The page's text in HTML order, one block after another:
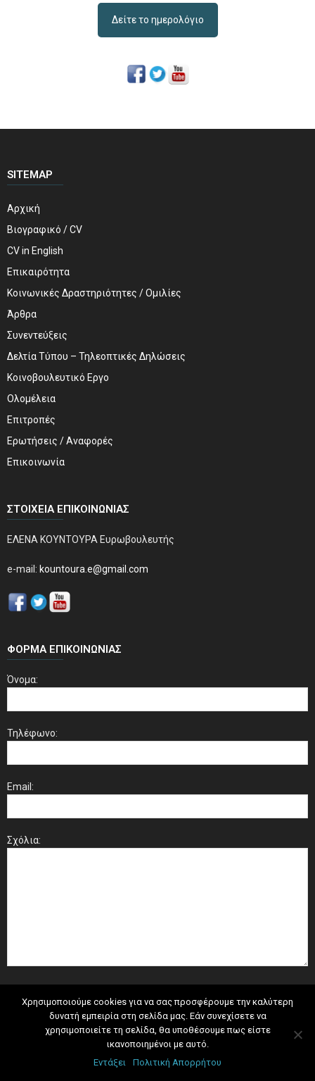
Δείτε το ημερολόγιο
SITEMAP
Αρχική
Βιογραφικό / CV
CV in English
Επικαιρότητα
Κοινωνικές Δραστηριότητες / Ομιλίες
Άρθρα
Συνεντεύξεις
Δελτία Τύπου – Τηλεοπτικές Δηλώσεις
Κοινοβουλευτικό Εργο
Ολομέλεια
Επιτροπές
Ερωτήσεις / Αναφορές
Επικοινωνία
ΣΤΟΙΧΕΊΑ ΕΠΙΚΟΙΝΩΝΊΑΣ
ΕΛΕΝΑ ΚΟΥΝΤΟΥΡΑ Ευρωβουλευτής
e-mail: kountoura.e@gmail.com
ΦΌΡΜΑ ΕΠΙΚΟΙΝΩΝΊΑΣ
Όνομα:
Τηλέφωνο:
Email:
Σχόλια:
Copyright 2017 - Έλενα Κουντουρά |Πολιτική Απορρήτου
Χρησιμοποιούμε cookies για να σας προσφέρουμε την καλύτερη
δυνατή εμπειρία στη σελίδα μας. Εάν συνεχίσετε να
χρησιμοποιείτε τη σελίδα, θα υποθέσουμε πως είστε
ικανοποιημένοι με αυτό.
Εντάξει
Πολιτική Απορρήτου